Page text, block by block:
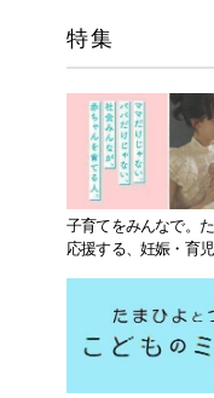
特集
子育てをみんなで。
応援する、妊娠・育